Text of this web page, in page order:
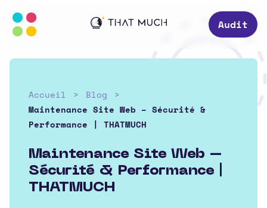
Audit
Accueil
Blog
Maintenance Site Web – Sécurité &
Performance | THATMUCH
Maintenance Site Web –
Sécurité & Performance |
THATMUCH